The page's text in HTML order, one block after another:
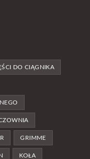
DO CIĄGNIKA
GRIMME
KOŁA